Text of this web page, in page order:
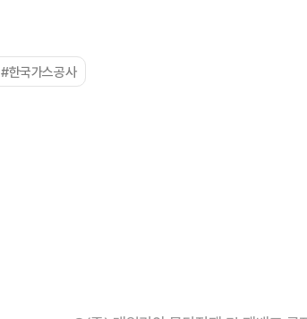
#한국가스공사